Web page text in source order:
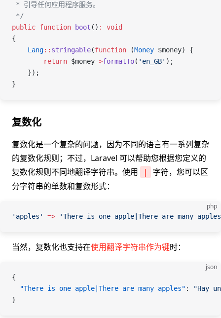
* 引导任何应用程序服务。
*/
public function boot () :
void
{
    Lang
:: stringable(function (Money $money) {
        return
$money->formatTo( 'en_GB' );
    });
}
复数化
复数化是一个复杂的问题，因为不同的语言有一系列复杂
的复数化规则；不过，Laravel 可以帮助您根据您定义的
复数化规则不同地翻译字符串。使用
|
字符，您可以区
分字符串的单数和复数形式：
php
'apples' => 'There is one apple|There are many
当然，复数化也支持在使用翻译字符串作为键时：
json
{
  "There is one apple|There are many apples"
:
"Hay
}